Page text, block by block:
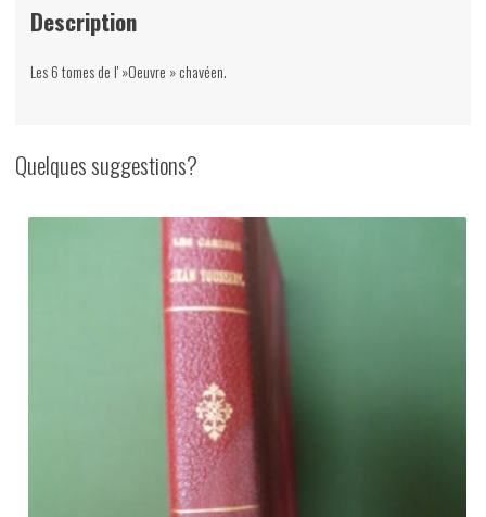
Description
Les 6 tomes de l' »Oeuvre » chavéen.
Quelques suggestions?